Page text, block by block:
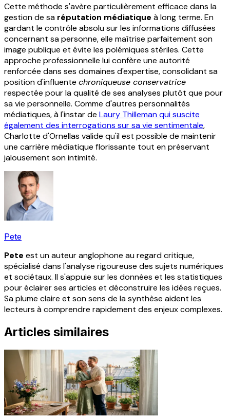
Cette méthode s'avère particulièrement efficace dans la
gestion de sa réputation médiatique à long terme. En
gardant le contrôle absolu sur les informations diffusées
concernant sa personne, elle maîtrise parfaitement son
image publique et évite les polémiques stériles. Cette
approche professionnelle lui confère une autorité
renforcée dans ses domaines d'expertise, consolidant sa
position d'influente chroniqueuse conservatrice
respectée pour la qualité de ses analyses plutôt que pour
sa vie personnelle. Comme d'autres personnalités
médiatiques, à l'instar de Laury Thilleman qui suscite
également des interrogations sur sa vie sentimentale,
Charlotte d'Ornellas valide qu'il est possible de maintenir
une carrière médiatique florissante tout en préservant
jalousement son intimité.
Pete
Pete est un auteur anglophone au regard critique,
spécialisé dans l'analyse rigoureuse des sujets numériques
et sociétaux. Il s'appuie sur les données et les statistiques
pour éclairer ses articles et déconstruire les idées reçues.
Sa plume claire et son sens de la synthèse aident les
lecteurs à comprendre rapidement des enjeux complexes.
Articles similaires